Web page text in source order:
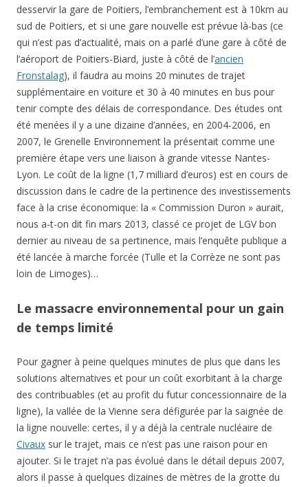
desservir la gare de Poitiers, l’embranchement est à 10km au
sud de Poitiers, et si une gare nouvelle est prévue là-bas (ce
qui n’est pas d’actualité, mais on a parlé d’une gare à côté de
l’aéroport de Poitiers-Biard, juste à côté de l’ancien
Fronstalag), il faudra au moins 20 minutes de trajet
supplémentaire en voiture et 30 à 40 minutes en bus pour
tenir compte des délais de correspondance. Des études ont
été menées il y a une dizaine d’années, en 2004-2006, en
2007, le Grenelle Environnement la présentait comme une
première étape vers une liaison à grande vitesse Nantes-
Lyon. Le coût de la ligne (1,7 milliard d’euros) est en cours de
discussion dans le cadre de la pertinence des investissements
face à la crise économique: la « Commission Duron » aurait,
nous a-t-on dit fin mars 2013, classé ce projet de LGV bon
dernier au niveau de sa pertinence, mais l’enquête publique a
été lancée à marche forcée (Tulle et la Corrèze ne sont pas
loin de Limoges)…
Le massacre environnemental pour un gain
de temps limité
Pour gagner à peine quelques minutes de plus que dans les
solutions alternatives et pour un coût exorbitant à la charge
des contribuables (et au profit du futur concessionnaire de la
ligne), la vallée de la Vienne sera défigurée par la saignée de
la ligne nouvelle: certes, il y a déjà la centrale nucléaire de
Civaux sur le trajet, mais ce n’est pas une raison pour en
ajouter. Si le trajet n’a pas évolué dans le détail depuis 2007,
alors il passe à quelques dizaines de mètres de la grotte du